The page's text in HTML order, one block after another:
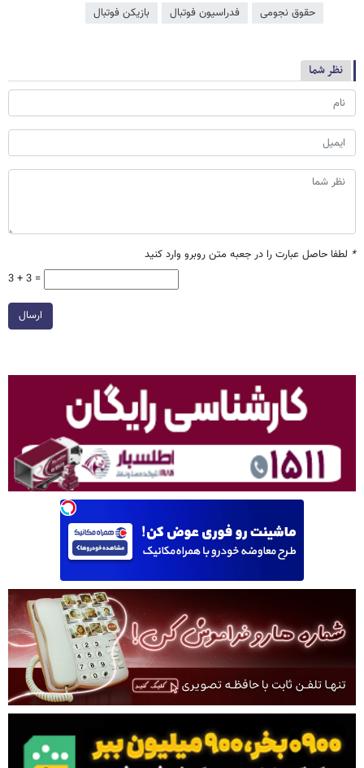
حقوق نجومی فدراسیون فوتبال بازیکن فوتبال
نظر شما
* لطفا حاصل عبارت را در جعبه متن روبرو وارد کنید
3 + 3 =
ارسال